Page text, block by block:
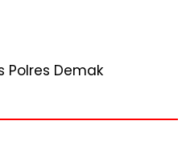
Polres Demak